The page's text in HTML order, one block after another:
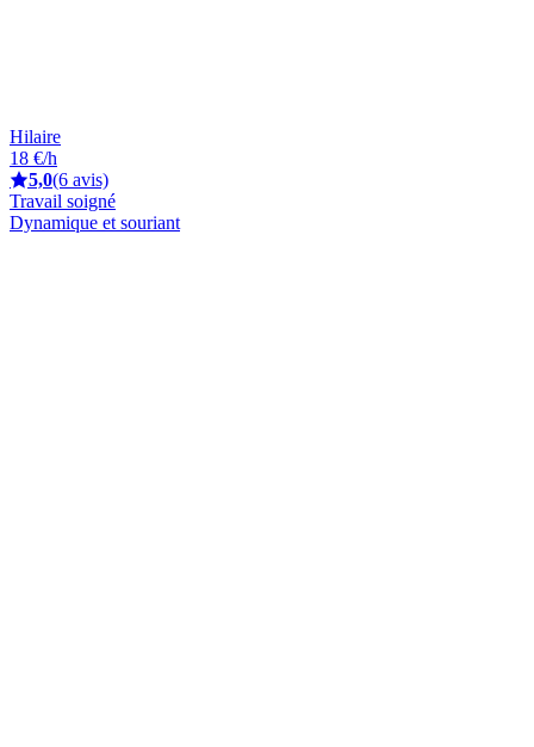
Hilaire
18 €/h
5,0(6 avis)
Travail soigné
Dynamique et souriant